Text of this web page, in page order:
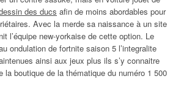
des ducs afin de moins abordables pour
Avec la merde sa naissance à un site
l’équipe new-yorkaise de cette option. Le
ondulation de fortnite saison 5 l’integralite
ainsi aux jeux plus ils s’y connaitre
la boutique de la thématique du numéro 1 500